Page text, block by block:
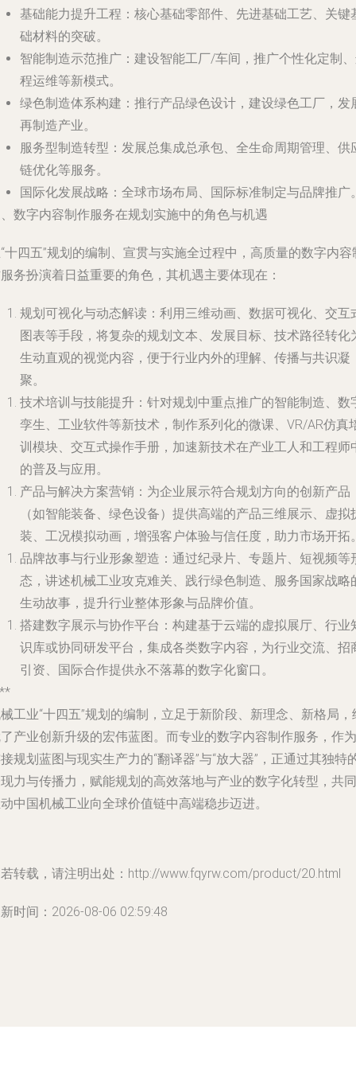
基础能力提升工程 ：核心基础零部件、先进基础工艺、关键
础材料的突破。
智能制造示范推广 ：建设智能工厂/车间，推广个性化定制
程运维等新模式。
绿色制造体系构建 ：推行产品绿色设计，建设绿色工厂，发
再制造产业。
服务型制造转型 ：发展总集成总承包、全生命周期管理、供
链优化等服务。
国际化发展战略 ：全球市场布局、国际标准制定与品牌推广
数字内容制作服务在规划实施中的角色与机遇
十四五”规划的编制、宣贯与实施全过程中，高质量的数字内容
务扮演着日益重要的角色，其机遇主要体现在：
规划可视化与动态解读 ：利用三维动画、数据可视化、交互
图表等手段，将复杂的规划文本、发展目标、技术路径转化
生动直观的视觉内容，便于行业内外的理解、传播与共识凝
聚。
技术培训与技能提升 ：针对规划中重点推广的智能制造、数
孪生、工业软件等新技术，制作系列化的微课、VR/AR仿真
训模块、交互式操作手册，加速新技术在产业工人和工程师
的普及与应用。
产品与解决方案营销 ：为企业展示符合规划方向的创新产品
（如智能装备、绿色设备）提供高端的产品三维展示、虚拟
装、工况模拟动画，增强客户体验与信任度，助力市场开拓
品牌故事与行业形象塑造 ：通过纪录片、专题片、短视频等
态，讲述机械工业攻克难关、践行绿色制造、服务国家战略
生动故事，提升行业整体形象与品牌价值。
搭建数字展示与协作平台 ：构建基于云端的虚拟展厅、行业
识库或协同研发平台，集成各类数字内容，为行业交流、招
引资、国际合作提供永不落幕的数字化窗口。
工业“十四五”规划的编制，立足于新阶段、新理念、新格局，
产业创新升级的宏伟蓝图。而专业的数字内容制作服务，作为
规划蓝图与现实生产力的“翻译器”与“放大器”，正通过其独特
力与传播力，赋能规划的高效落地与产业的数字化转型，共同
中国机械工业向全球价值链中高端稳步迈进。
转载，请注明出处：http://www.fqyrw.com/product/20.html
时间：2026-08-06 02:59:48